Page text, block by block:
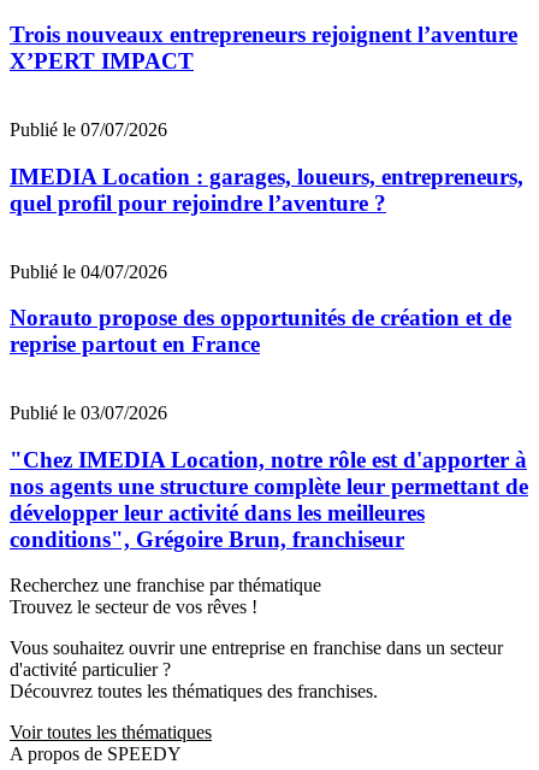
Trois nouveaux entrepreneurs rejoignent l’aventure
X’PERT IMPACT
Publié le 07/07/2026
IMEDIA Location : garages, loueurs, entrepreneurs,
quel profil pour rejoindre l’aventure ?
Publié le 04/07/2026
Norauto propose des opportunités de création et de
reprise partout en France
Publié le 03/07/2026
"Chez IMEDIA Location, notre rôle est d'apporter à
nos agents une structure complète leur permettant de
développer leur activité dans les meilleures
conditions", Grégoire Brun, franchiseur
Recherchez une franchise par thématique
Trouvez le secteur de vos rêves !
Vous souhaitez ouvrir une entreprise en franchise dans un secteur
d'activité particulier ?
Découvrez toutes les thématiques des franchises.
Voir toutes les thématiques
A propos de SPEEDY